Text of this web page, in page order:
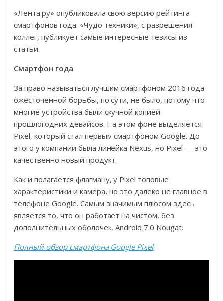
«Лента.ру» опубликовала свою версию рейтинга
смартфонов года. «Чудо техники», с разрешения
коллег, публикует самые интересные тезисы из
статьи.
Смартфон года
За право называться лучшим смартфоном 2016 года
ожесточенной борьбы, по сути, не было, потому что
многие устройства были скучной копией
прошлогодних девайсов. На этом фоне выделяется
Pixel, который стал первым смартфоном Google. До
этого у компании была линейка Nexus, но Pixel — это
качественно новый продукт.
Как и полагается флагману, у Pixel топовые
характеристики и камера, но это далеко не главное в
телефоне Google. Самым значимым плюсом здесь
является то, что он работает на чистом, без
дополнительных оболочек, Android 7.0 Nougat.
Полный обзор смартфона Google Pixel: